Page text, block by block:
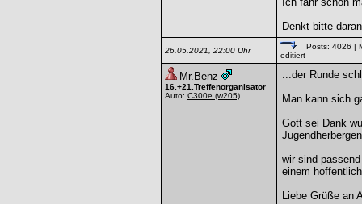
Denkt bitte
26.05.2021, 22:00 Uhr Posts: 4026 |
editiert
Mr.Benz
16.+21.Treffenorganisator
Auto: C300e (w205)
...der Runde
Man kann sich
Gott sei Dank
wir sind
einem
Liebe Grüße an